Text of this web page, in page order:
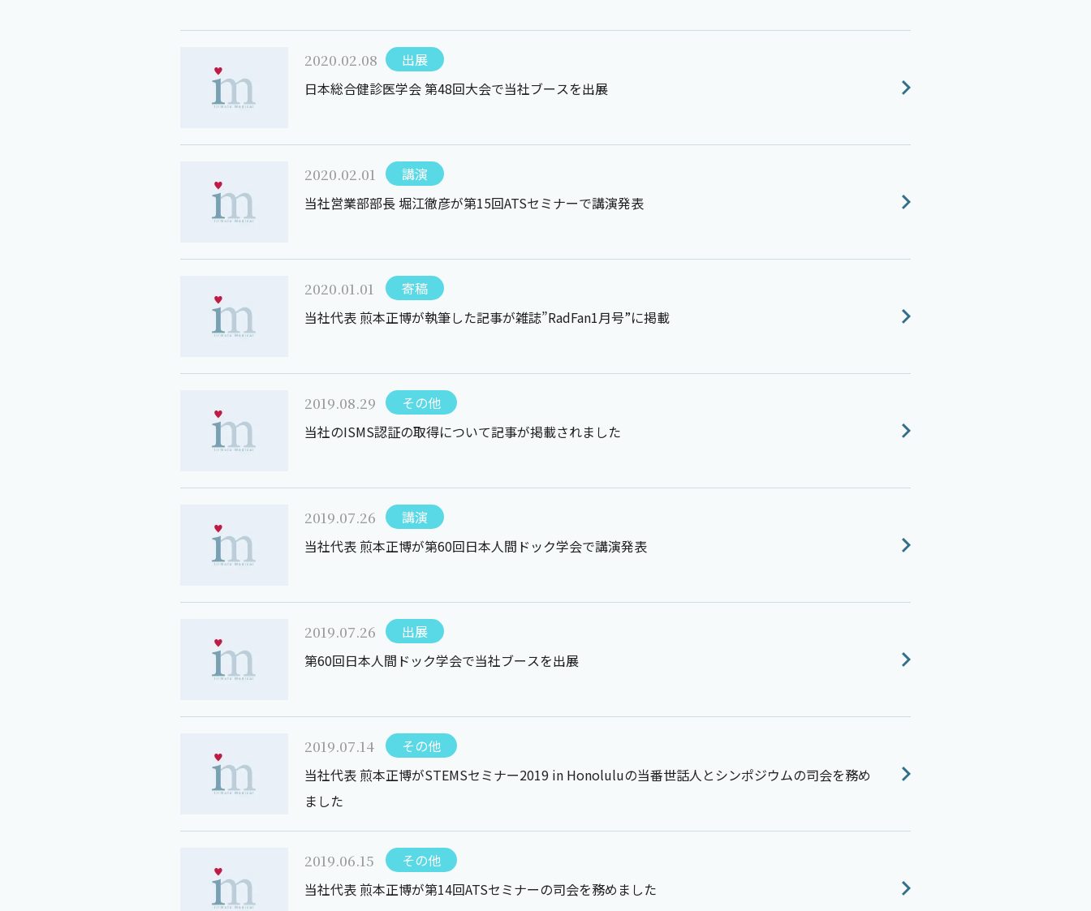
2020.02.08
出展
日本総合健診医学会 第48回大会で当社ブースを出展
2020.02.01
講演
当社営業部部長 堀江徹彦が第15回ATSセミナーで講演発表
2020.01.01
寄稿
当社代表 煎本正博が執筆した記事が雑誌”RadFan1月号”に掲載
2019.08.29
その他
当社のISMS認証の取得について記事が掲載されました
2019.07.26
講演
当社代表 煎本正博が第60回日本人間ドック学会で講演発表
2019.07.26
出展
第60回日本人間ドック学会で当社ブースを出展
2019.07.14
その他
当社代表 煎本正博がSTEMSセミナー2019 in Honoluluの当番世話人とシンポジウムの司会を務め
ました
2019.06.15
その他
当社代表 煎本正博が第14回ATSセミナーの司会を務めました